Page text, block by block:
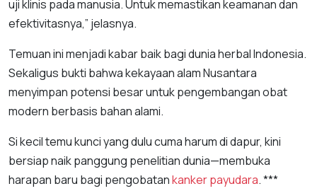
uji klinis pada manusia. Untuk memastikan keamanan dan
efektivitasnya,” jelasnya.
Temuan ini menjadi kabar baik bagi dunia herbal Indonesia.
Sekaligus bukti bahwa kekayaan alam Nusantara
menyimpan potensi besar untuk pengembangan obat
modern berbasis bahan alami.
Si kecil temu kunci yang dulu cuma harum di dapur, kini
bersiap naik panggung penelitian dunia—membuka
harapan baru bagi pengobatankanker payudara. ***